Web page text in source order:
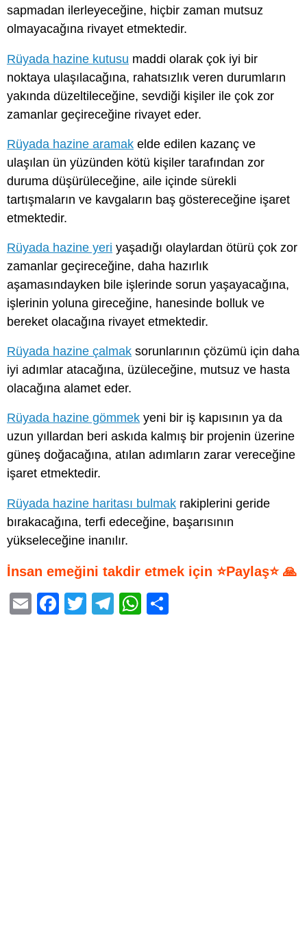
sapmadan ilerleyeceğine, hiçbir zaman mutsuz
olmayacağına rivayet etmektedir.
Rüyada hazine kutusu maddi olarak çok iyi bir
noktaya ulaşılacağına, rahatsızlık veren durumların
yakında düzeltileceğine, sevdiği kişiler ile çok zor
zamanlar geçireceğine rivayet eder.
Rüyada hazine aramak elde edilen kazanç ve
ulaşılan ün yüzünden kötü kişiler tarafından zor
duruma düşürüleceğine, aile içinde sürekli
tartışmaların ve kavgaların baş göstereceğine işaret
etmektedir.
Rüyada hazine yeri yaşadığı olaylardan ötürü çok zor
zamanlar geçireceğine, daha hazırlık
aşamasındayken bile işlerinde sorun yaşayacağına,
işlerinin yoluna gireceğine, hanesinde bolluk ve
bereket olacağına rivayet etmektedir.
Rüyada hazine çalmak sorunlarının çözümü için daha
iyi adımlar atacağına, üzüleceğine, mutsuz ve hasta
olacağına alamet eder.
Rüyada hazine gömmek yeni bir iş kapısının ya da
uzun yıllardan beri askıda kalmış bir projenin üzerine
güneş doğacağına, atılan adımların zarar vereceğine
işaret etmektedir.
Rüyada hazine haritası bulmak rakiplerini geride
bırakacağına, terfi edeceğine, başarısının
yükseleceğine inanılır.
İnsan emeğini takdir etmek için ⭐Paylaş⭐ 🙏
E
F
T
T
W